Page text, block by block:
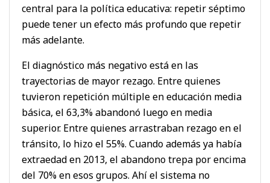
central para la política educativa: repetir séptimo
puede tener un efecto más profundo que repetir
más adelante.
El diagnóstico más negativo está en las
trayectorias de mayor rezago. Entre quienes
tuvieron repetición múltiple en educación media
básica, el 63,3% abandonó luego en media
superior. Entre quienes arrastraban rezago en el
tránsito, lo hizo el 55%. Cuando además ya había
extraedad en 2013, el abandono trepa por encima
del 70% en esos grupos. Ahí el sistema no